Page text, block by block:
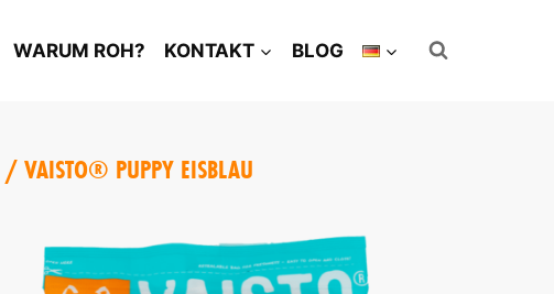
WARUM ROH? KONTAKT BLOG
/VAISTO® PUPPY EISBLAU